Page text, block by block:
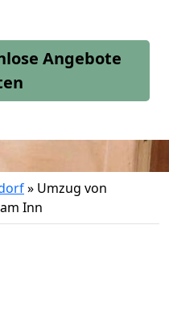
Angebote
» Umzug von
Inn